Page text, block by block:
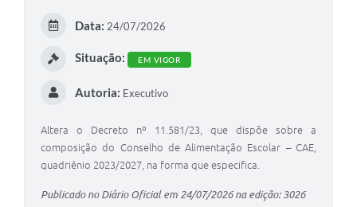
Data: 24/07/2026
Situação: EM VIGOR
Autoria: Executivo
Altera o Decreto nº 11.581/23, que dispõe sobre a
composição do Conselho de Alimentação Escolar – CAE,
quadriênio 2023/2027, na forma que especifica.
Publicado no Diário Oficial em 24/07/2026 na edição: 3026